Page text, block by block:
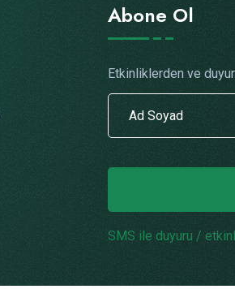
Abone Ol
Etkinliklerden ve
SMS ile duyuru /